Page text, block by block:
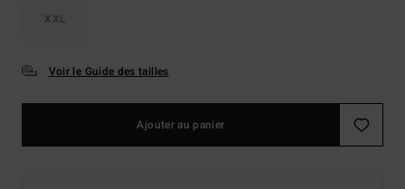
XXL
Voir le Guide des tailles
Ajouter au panier